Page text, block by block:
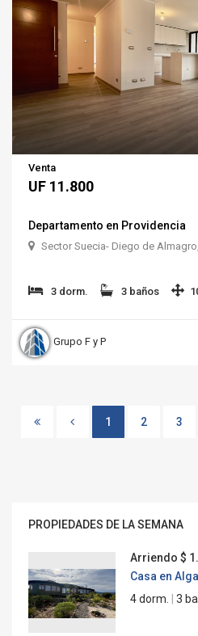
Venta
UF 11.800
Departamento en Providencia
Sector Suecia- Diego de
3 dorm. 3 baños
Grupo F y P
1 2 3
PROPIEDADES DE LA SEMANA
Arriendo $
Casa en
4 dorm.
3